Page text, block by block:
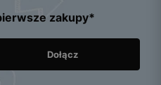
zakupy*